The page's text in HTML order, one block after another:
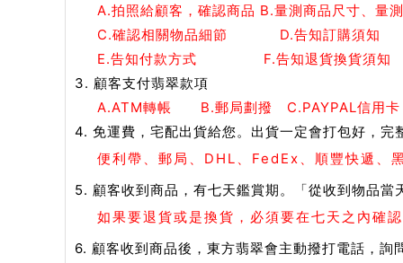
A.拍照給顧客，確認商品 B.量測商品尺寸、量
C.確認相關物品細節 D.告知訂購須知
E.告知付款方式 F.告知退貨換貨須知
3. 顧客支付翡翠款項
A.ATM轉帳 B.郵局劃撥 C.PAYPAL信用卡
4. 免運費，宅配出貨給您。出貨一定會打包好，完
便利帶、郵局、DHL、FedEx、順豐快遞、
5. 顧客收到商品，有七天鑑賞期。「從收到物品當
如果要退貨或是換貨，必須要在七天之內確
6. 顧客收到商品後，東方翡翠會主動撥打電話，詢